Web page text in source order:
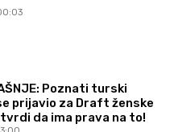
Poznati turski
prijavio za Draft ženske
tvrdi da ima prava na to!